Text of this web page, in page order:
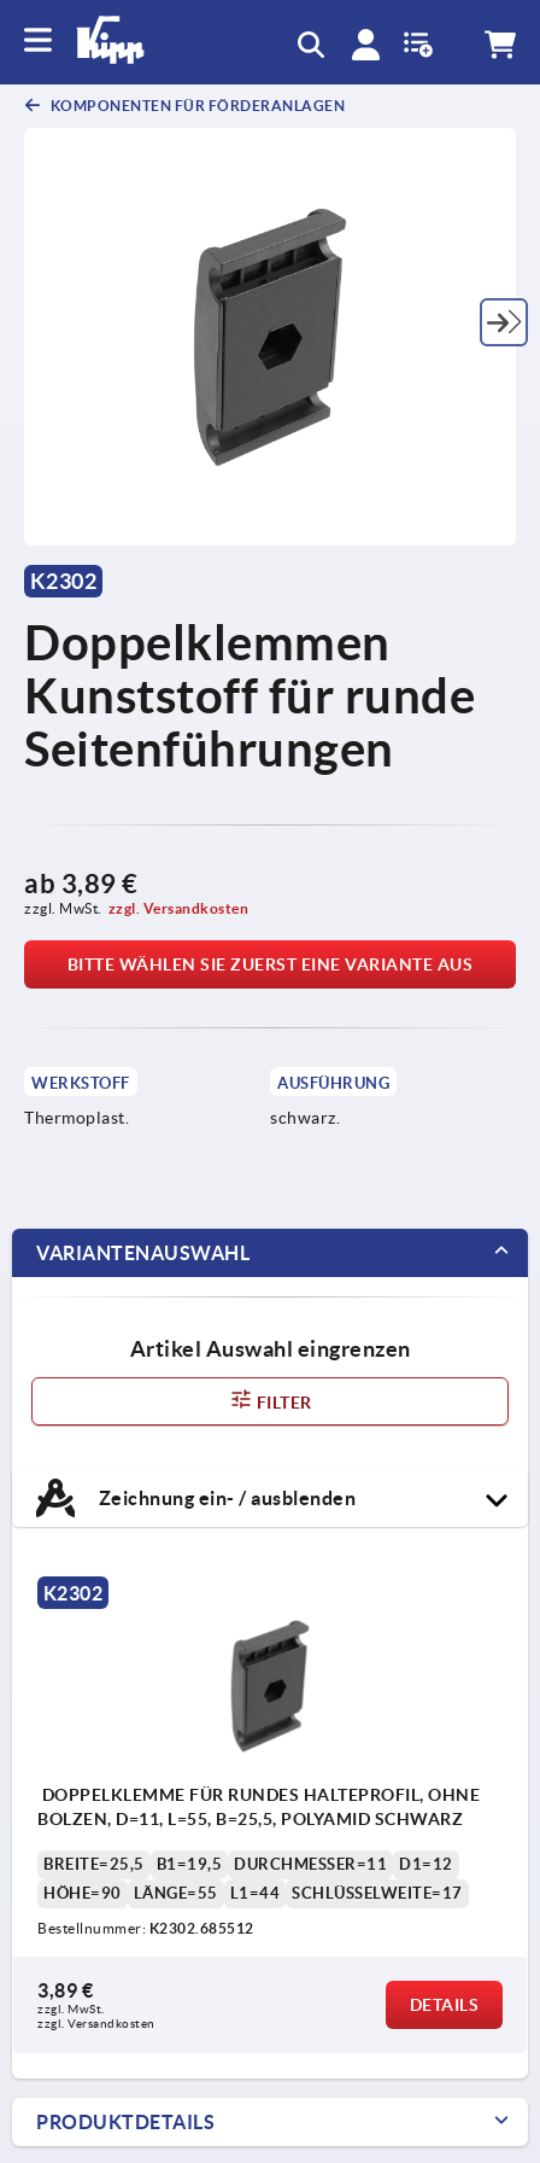
KOMPONENTEN FÜR FÖRDERANLAGEN
K2302
Doppelklemmen
Kunststoff für runde
Seitenführungen
ab 3,89 €
zzgl. MwSt. zzgl. Versandkosten
BITTE WÄHLEN SIE ZUERST EINE VARIANTE AUS
WERKSTOFF
Thermoplast.
AUSFÜHRUNG
schwarz.
VARIANTENAUSWAHL
Artikel Auswahl eingrenzen
FILTER
Zeichnung ein- / ausblenden
K2302
DOPPELKLEMME FÜR RUNDES HALTEPROFIL, OHNE
BOLZEN, D=11, L=55, B=25,5, POLYAMID SCHWARZ
BREITE=25,5 B1=19,5 DURCHMESSER=11
D1=12
HÖHE=90
LÄNGE=55 L1=44 SCHLÜSSELWEITE=17
Bestellnummer: K2302.685512
3,89 €
zzgl. MwSt.
zzgl. Versandkosten
DETAILS
PRODUKTDETAILS